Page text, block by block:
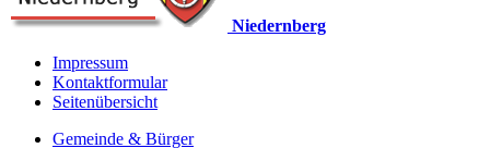
Niedernberg
Impressum
Kontaktformular
Seitenübersicht
Gemeinde & Bürger